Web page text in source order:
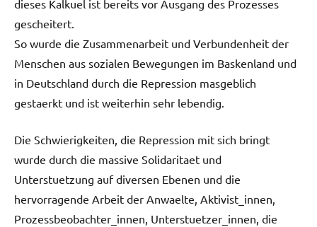
dieses Kalkuel ist bereits vor Ausgang des Prozesses
gescheitert.
So wurde die Zusammenarbeit und Verbundenheit der
Menschen aus sozialen Bewegungen im Baskenland und
in Deutschland durch die Repression masgeblich
gestaerkt und ist weiterhin sehr lebendig.
Die Schwierigkeiten, die Repression mit sich bringt
wurde durch die massive Solidaritaet und
Unterstuetzung auf diversen Ebenen und die
hervorragende Arbeit der Anwaelte, Aktivist_innen,
Prozessbeobachter_innen, Unterstuetzer_innen, die